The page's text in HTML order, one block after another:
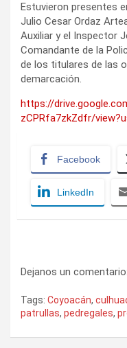
Estuvieron presentes
Julio Cesar Ordaz
Auxiliar y el Inspector
Comandante de la
de los titulares de las
demarcación.
https://
zCPRfa7zkZdfr/
Facebook
LinkedIn
Dejanos un comentario:
Tags: Coyoacán,
patrullas, pedregales,